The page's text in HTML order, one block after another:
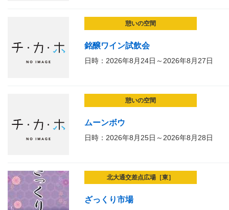
憩いの空間
銘醸ワイン試飲会
日時：2026年8月24日～2026年8月27日
憩いの空間
ムーンボウ
日時：2026年8月25日～2026年8月28日
北大通交差点広場［東］
ざっくり市場